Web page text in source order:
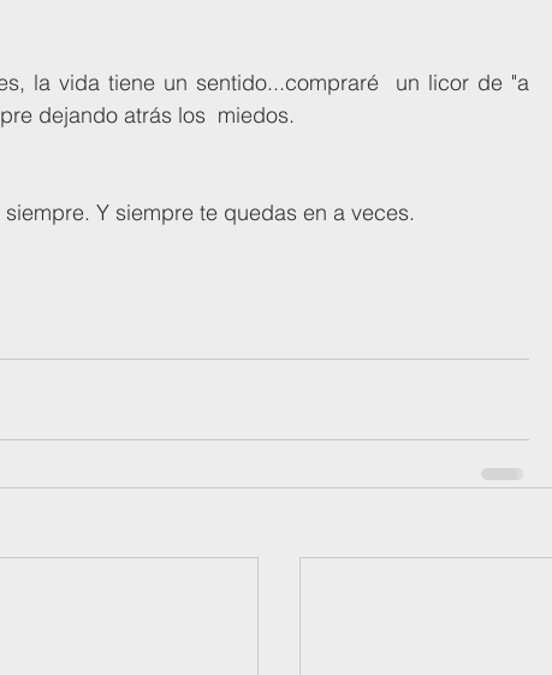
dejando atrás los  miedos.
el siempre. Y siempre te quedas en a veces.